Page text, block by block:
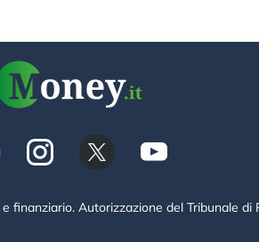
finanziario. Autorizzazione del Tribunale di